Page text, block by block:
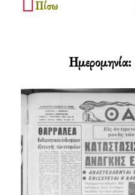
Πίσω
Ημερομηνία: